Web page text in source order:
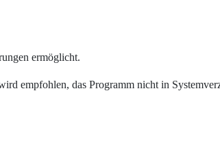
ermöglicht.
empfohlen, das Programm nicht in